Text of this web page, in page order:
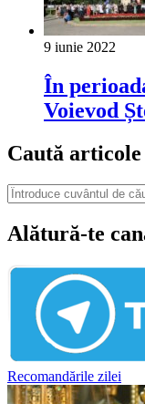
9 iunie 2022
În
Voievod
Caută articole
Alătură-te
Recomandările zilei